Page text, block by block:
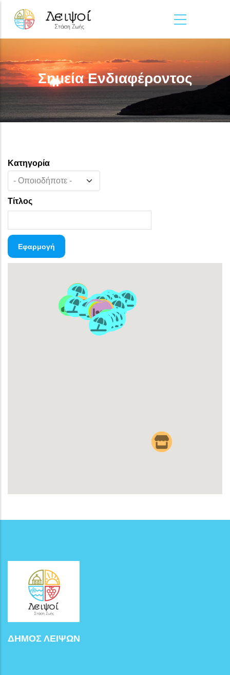
Σημεία Ενδιαφέροντος
Κατηγορία
Τίτλος
ΔΗΜΟΣ ΛΕΙΨΩΝ